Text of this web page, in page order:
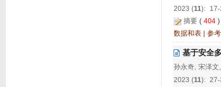
2023 (11):
摘要 ( 404
数据和表 | 参
基于安全
孙永奇, 宋泽
2023 (11):